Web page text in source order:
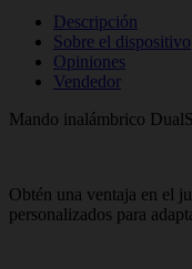
Descripción
Sobre el dispositivo
Opiniones
Vendedor
Mando inalámbrico
Obtén una ventaja en el
personalizados para